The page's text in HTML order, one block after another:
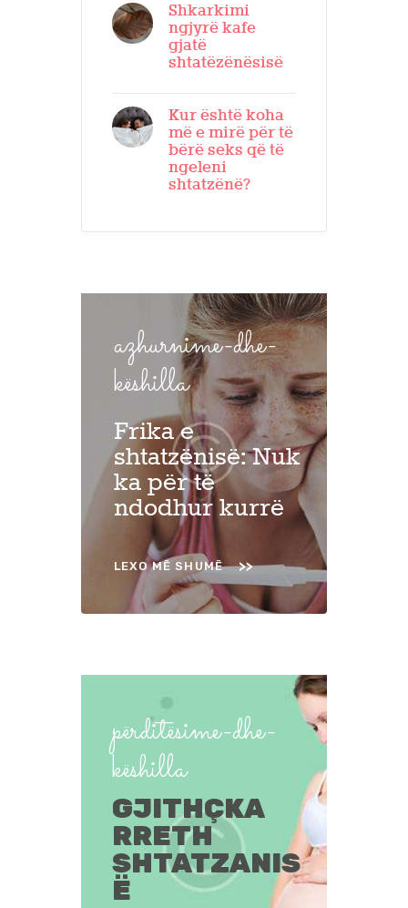
Shkarkimi
ngjyrë kafe
gjatë
shtatëzënësisë
Kur është koha
më e mirë për të
bërë seks që të
ngeleni
shtatzënë?
azhurnime-dhe-
këshilla
Frika e
shtatzënisë: Nuk
ka për të
ndodhur kurrë
LEXO MË SHUMË
përditësime-dhe-
këshilla
GJITHÇKA
RRETH
SHTATZANIS
Ë